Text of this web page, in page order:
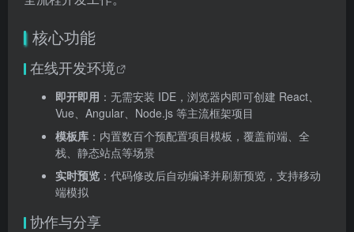
核心功能
在线开发环境
即开即用 ：无需安装 IDE，浏览器内即可创建 React、
Vue、Angular、Node.js 等主流框架项目
模板库 ：内置数百个预配置项目模板，覆盖前端、全
栈、静态站点等场景
实时预览 ：代码修改后自动编译并刷新预览，支持移动
端模拟
协作与分享